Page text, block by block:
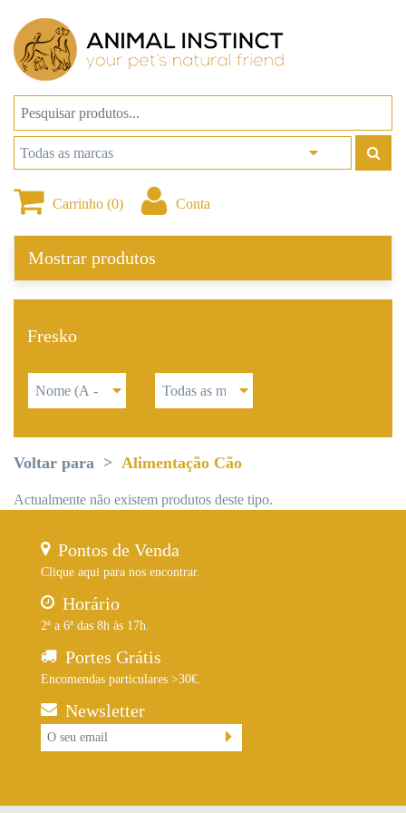
Conta
Carrinho (0)
Mostrar produtos
Fresko
Voltar para Alimentação Cão
Actualmente não existem produtos deste tipo.
Pontos de Venda
Clique aqui para nos encontrar.
Horário
2ª a 6ª das 8h às 17h.
Portes Grátis
Encomendas particulares >30€.
Newsletter